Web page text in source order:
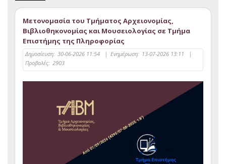
Μετονομασία του Τμήματος Αρχειονομίας,
Βιβλιοθηκονομίας και Μουσειολογίας σε Τμήμα
Επιστήμης της Πληροφορίας
Δημοσίευση: 30-06-2026 11:54 | Ενημέρωση: 13-07-2026 13:11
|
Προβολές: 2903